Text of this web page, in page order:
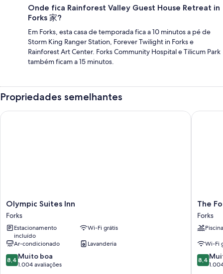
Onde fica Rainforest Valley Guest House Retreat in
Forks 家?
Em Forks, esta casa de temporada fica a 10 minutos a pé de
Storm King Ranger Station, Forever Twilight in Forks e
Rainforest Art Center. Forks Community Hospital e Tilicum Park
também ficam a 15 minutos.
Propriedades semelhantes
Olympic
Suites
Inn
Forks
Olympic Suites Inn
Forks
Estacionamento
incluído
Wi-Fi grátis
Ar-condicionado
Lavanderia
8.4
de
8,4 Muito boa
1.004 avaliações
Olympic Suites Inn
The
Forks
Motel
Forks
The
Forks
Piscina
Wi-Fi
8.4
de
8,4
The